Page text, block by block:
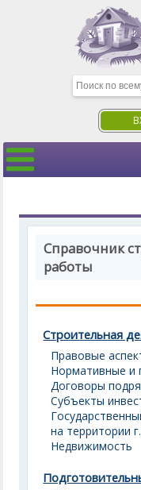
Справочник
работы
Строительная
Правовые
Нормативные и
Договоры
Субъекты
на территории
Недвижимость